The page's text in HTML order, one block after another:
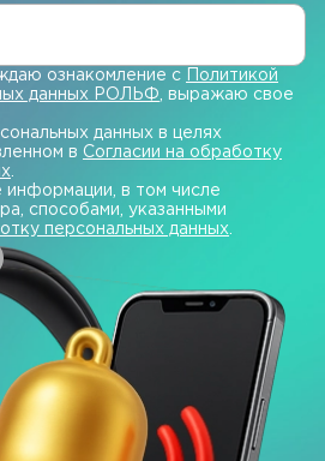
ознакомление с
Политикой
данных РОЛЬФ , выражаю свое
данных в целях
в Согласии на обработку
информации, в том числе
способами, указанными
персональных данных